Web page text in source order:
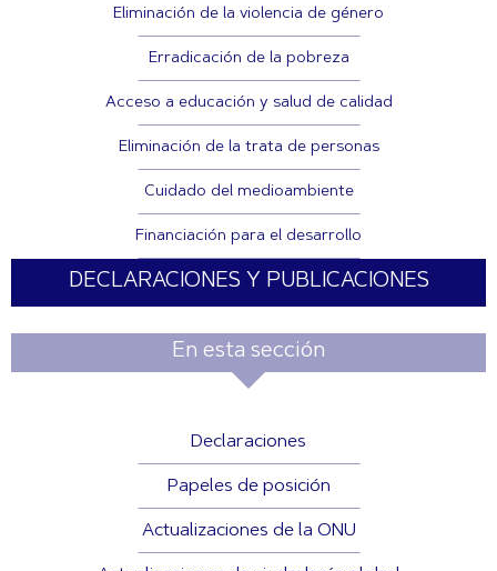
Eliminación de la violencia de género
Erradicación de la pobreza
Acceso a educación y salud de calidad
Eliminación de la trata de personas
Cuidado del medioambiente
Financiación para el desarrollo
DECLARACIONES Y PUBLICACIONES
En esta sección
Declaraciones
Papeles de posición
Actualizaciones de la ONU